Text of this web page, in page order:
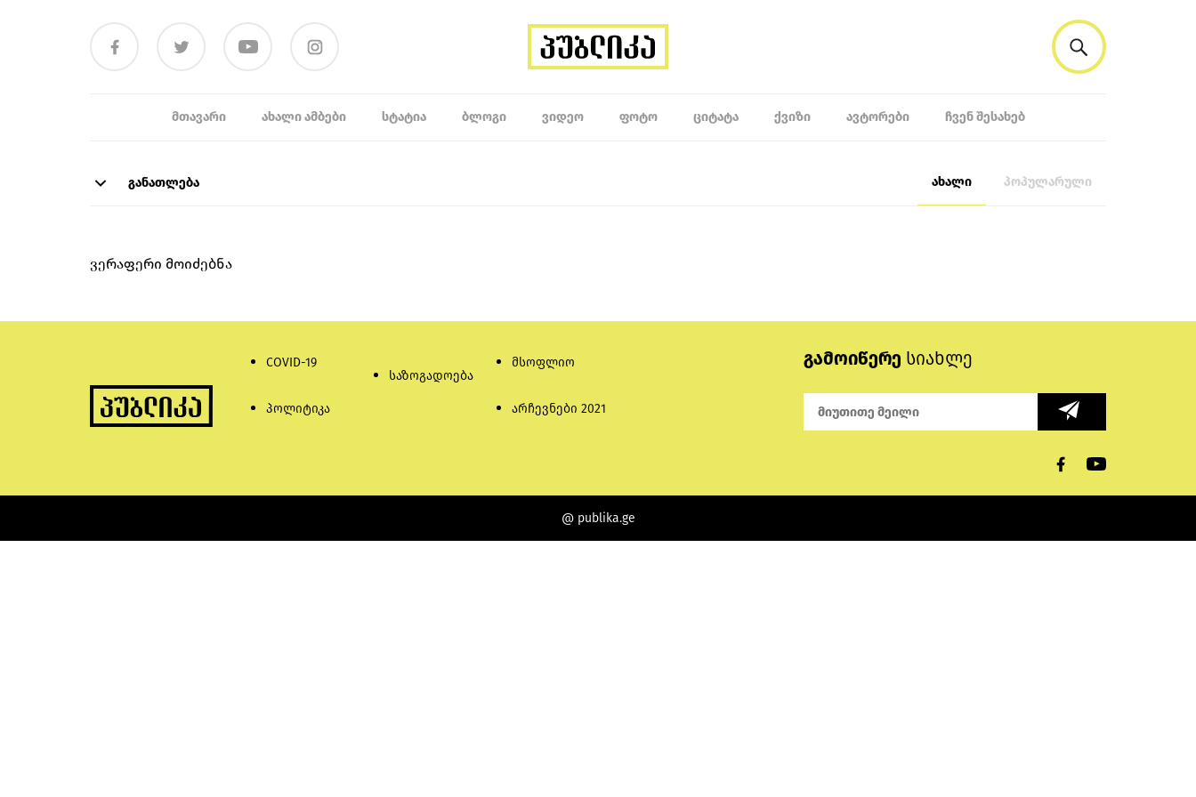
ᲛᲗᲐᲕᲐᲠᲘ ᲐᲮᲐᲚᲘ ᲐᲛᲑᲔᲑᲘ ᲡᲢᲐᲢᲘᲐ ᲑᲚᲝᲒᲘ ᲕᲘᲓᲔᲝ ᲤᲝᲢᲝ ᲪᲘᲢᲐᲢᲐ ᲥᲕᲘᲖᲘ ᲐᲕᲢᲝᲠᲔᲑᲘ ᲩᲕᲔᲜ ᲨᲔᲡᲐᲮᲔᲑ
განათლება ახალი პოპულარული
ვერაფერი მოიძებნა
COVID-19
პოლიტიკა
საზოგადოება
მსოფლიო
არჩევნები 2021
გამოიწერე სიახლე
@ publika.ge